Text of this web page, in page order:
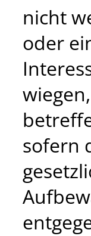
nicht
oder
sofern